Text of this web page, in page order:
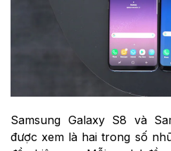
Samsung Galaxy S8 và
được xem là hai trong số